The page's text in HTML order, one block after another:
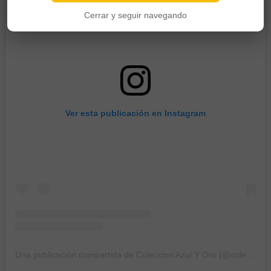
Ver esta publicación en Instagram
Cerrar y seguir navegando